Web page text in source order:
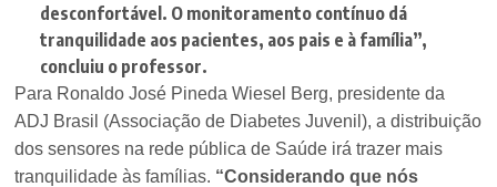
desconfortável. O monitoramento contínuo dá
tranquilidade aos pacientes, aos pais e à família”,
concluiu o professor.
Para Ronaldo José Pineda Wiesel Berg, presidente da
ADJ Brasil (Associação de Diabetes Juvenil), a distribuição
dos sensores na rede pública de Saúde irá trazer mais
tranquilidade às famílias. “Considerando que nós